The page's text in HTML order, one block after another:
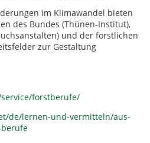
im Klimawandel bieten
des Bundes (Thünen-Institut),
und der forstlichen
zur Gestaltung
forstberufe/
de/lernen-und-vermitteln/aus-